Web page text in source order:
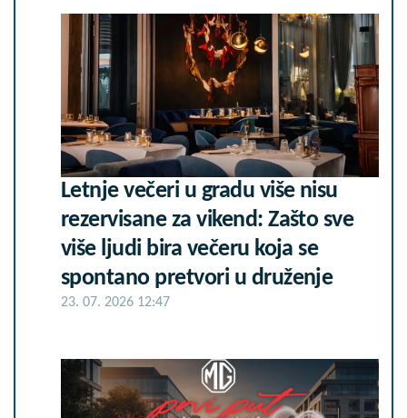
Letnje večeri u gradu više nisu
rezervisane za vikend: Zašto sve
više ljudi bira večeru koja se
spontano pretvori u druženje
23. 07. 2026 12:47